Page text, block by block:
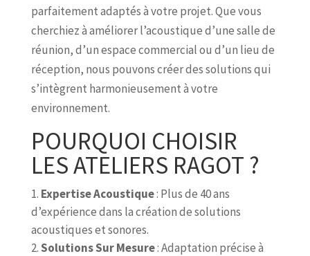
parfaitement adaptés à votre projet. Que vous
cherchiez à améliorer l’acoustique d’une salle de
réunion, d’un espace commercial ou d’un lieu de
réception, nous pouvons créer des solutions qui
s’intègrent harmonieusement à votre
environnement.
POURQUOI CHOISIR
LES ATELIERS RAGOT ?
Expertise Acoustique: Plus de 40 ans
d’expérience dans la création de solutions
acoustiques et sonores.
Solutions Sur Mesure: Adaptation précise à